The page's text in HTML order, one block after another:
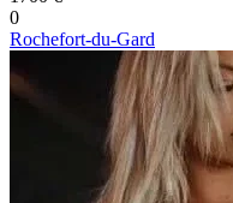
0
Rochefort-du-Gard